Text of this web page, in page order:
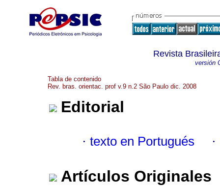
Revista
versión
Tabla de contenido
Rev. bras. orientac. prof v.9 n.2 São Paulo dic. 2008
Editorial
· texto en Portugués ·
Artículos Originales